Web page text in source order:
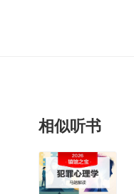
相似听书